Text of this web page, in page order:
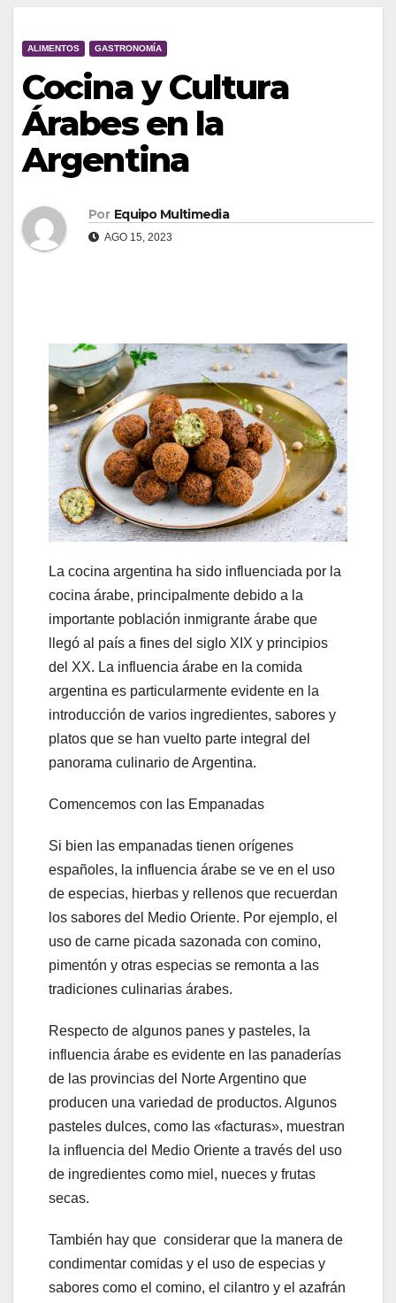
ALIMENTOS GASTRONOMÍA
Cocina y Cultura
Árabes en la
Argentina
Por Equipo Multimedia
AGO 15, 2023
La cocina argentina ha sido influenciada por la
cocina árabe, principalmente debido a la
importante población inmigrante árabe que
llegó al país a fines del siglo XIX y principios
del XX. La influencia árabe en la comida
argentina es particularmente evidente en la
introducción de varios ingredientes, sabores y
platos que se han vuelto parte integral del
panorama culinario de Argentina.
Comencemos con las Empanadas
Si bien las empanadas tienen orígenes
españoles, la influencia árabe se ve en el uso
de especias, hierbas y rellenos que recuerdan
los sabores del Medio Oriente. Por ejemplo, el
uso de carne picada sazonada con comino,
pimentón y otras especias se remonta a las
tradiciones culinarias árabes.
Respecto de algunos panes y pasteles, la
influencia árabe es evidente en las panaderías
de las provincias del Norte Argentino que
producen una variedad de productos. Algunos
pasteles dulces, como las «facturas», muestran
la influencia del Medio Oriente a través del uso
de ingredientes como miel, nueces y frutas
secas.
También hay que considerar que la manera de
condimentar comidas y el uso de especias y
sabores como el comino, el cilantro y el azafrán